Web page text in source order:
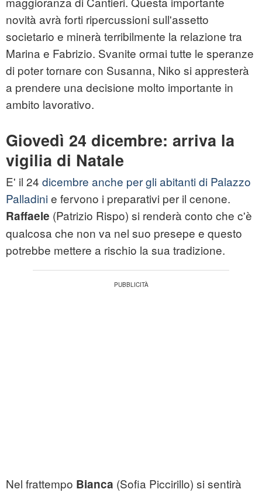
novità avrà forti ripercussioni sull'assetto
societario e minerà terribilmente la relazione tra
Marina e Fabrizio. Svanite ormai tutte le speranze
di poter tornare con Susanna, Niko si appresterà
a prendere una decisione molto importante in
ambito lavorativo.
Giovedì 24 dicembre: arriva la
vigilia di Natale
E' il 24 dicembre anche per gli abitanti di Palazzo
Palladinie fervono i preparativi per il cenone.
Raffaele (Patrizio Rispo) si renderà conto che c'è
qualcosa che non va nel suo presepe e questo
potrebbe mettere a rischio la sua tradizione.
Nel frattempo Bianca (Sofia Piccirillo) si sentirà